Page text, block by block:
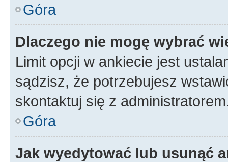
Góra
Dlaczego nie mogę wybrać
Limit opcji w ankiecie jest
sądzisz, że potrzebujesz
skontaktuj się z
Góra
Jak wyedytować lub usunąć